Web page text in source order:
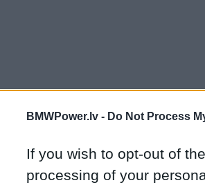
BMWPower.lv - Do Not Process
If you wish to opt-out of
processing of your